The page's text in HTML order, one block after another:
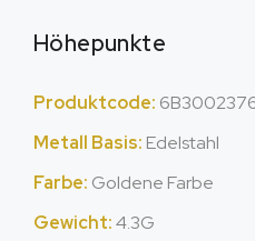
Höhepunkte
Produktcode:
Metall Basis: Edelstahl
Farbe: Goldene Farbe
Gewicht:4.3G